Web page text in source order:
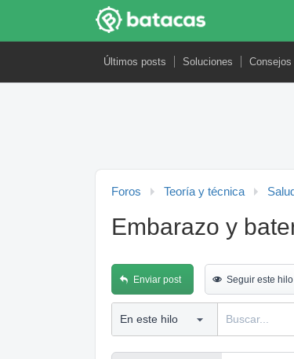
Últimos posts Soluciones
Foros Teoría y técnica Salud
Embarazo y
Enviar post Seguir este hilo